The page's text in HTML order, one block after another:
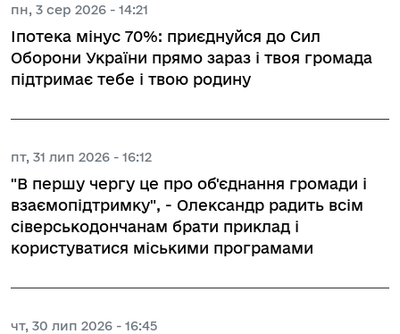
пн, 3 сер 2026 - 14:21
Іпотека мінус 70%: приєднуйся до Сил
Оборони України прямо зараз і твоя громада
підтримає тебе і твою родину
пт, 31 лип 2026 - 16:12
"В першу чергу це про об'єднання громади і
взаємопідтримку", - Олександр радить всім
сіверськодончанам брати приклад і
користуватися міськими програмами
чт, 30 лип 2026 - 16:45